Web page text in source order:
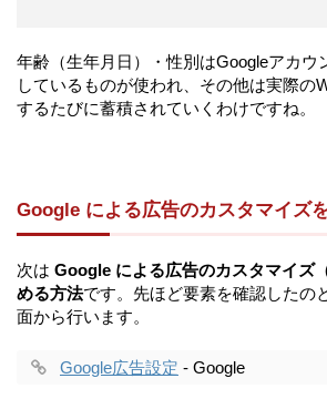
年齢（生年月日）・性別はGoogleアカウ
しているものが使われ、その他は実際の
するたびに蓄積されていくわけですね。
Google による広告のカスタマイズ
次は Google による広告のカスタマイズ
める方法です。先ほど要素を確認したの
面から行います。
Google広告設定 - Google